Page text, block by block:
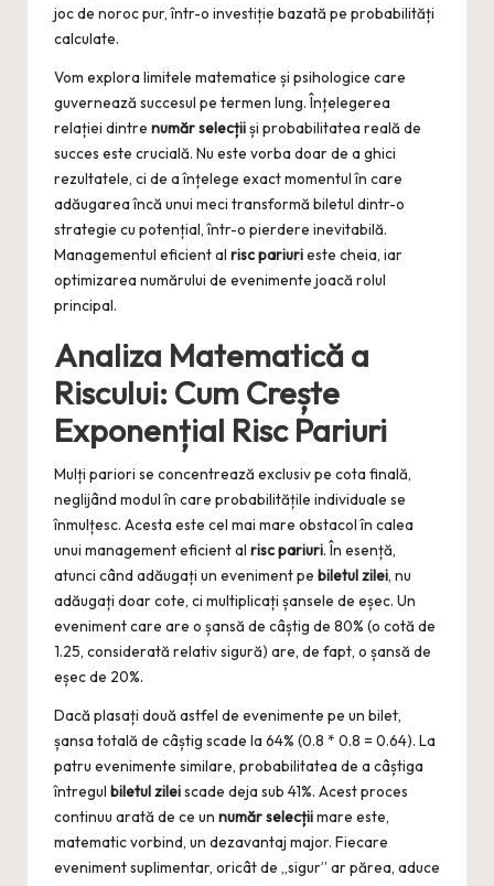
joc de noroc pur, într-o investiție bazată pe probabilități
calculate.
Vom explora limitele matematice și psihologice care
guvernează succesul pe termen lung. Înțelegerea
relației dintre număr selecțiiși probabilitatea reală de
succes este crucială. Nu este vorba doar de a ghici
rezultatele, ci de a înțelege exact momentul în care
adăugarea încă unui meci transformă biletul dintr-o
strategie cu potențial, într-o pierdere inevitabilă.
Managementul eficient al risc pariurieste cheia, iar
optimizarea numărului de evenimente joacă rolul
principal.
Analiza Matematică a
Riscului: Cum Crește
Exponențial Risc Pariuri
Mulți pariori se concentrează exclusiv pe cota finală,
neglijând modul în care probabilitățile individuale se
înmulțesc. Acesta este cel mai mare obstacol în calea
unui management eficient al risc pariuri. În esență,
atunci când adăugați un eveniment pe biletul zilei, nu
adăugați doar cote, ci multiplicați șansele de eșec. Un
eveniment care are o șansă de câștig de 80% (o cotă de
1.25, considerată relativ sigură) are, de fapt, o șansă de
eșec de 20%.
Dacă plasați două astfel de evenimente pe un bilet,
șansa totală de câștig scade la 64% (0.8 * 0.8 = 0.64). La
patru evenimente similare, probabilitatea de a câștiga
întregul biletul zileiscade deja sub 41%. Acest proces
continuu arată de ce un număr selecțiimare este,
matematic vorbind, un dezavantaj major. Fiecare
eveniment suplimentar, oricât de „sigur” ar părea, aduce